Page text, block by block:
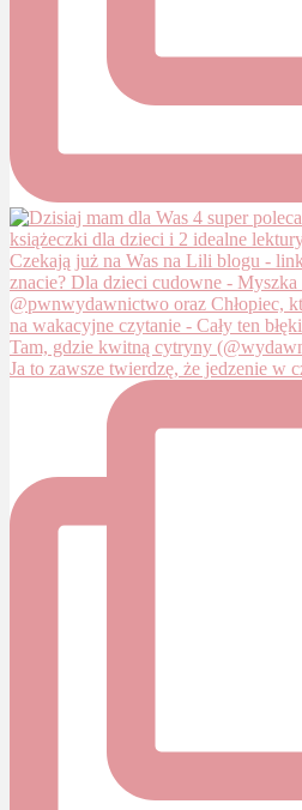
Ja to zawsze twierdzę, że jedzenie w